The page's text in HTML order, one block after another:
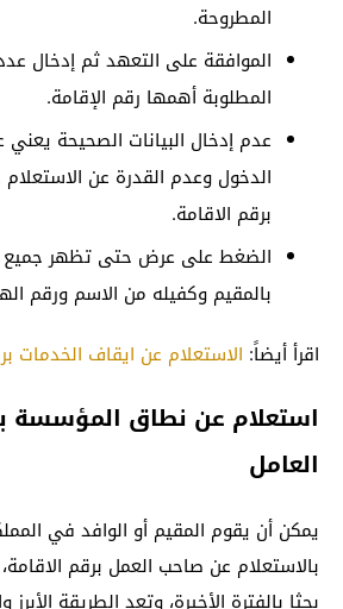
المطروحة.
الموافقة على التعهد ثم إدخال
المطلوبة أهمها رقم الإقامة.
عدم إدخال البيانات الصحيحة
الدخول وعدم القدرة عن
برقم الاقامة.
الضغط على عرض حتى تظهر جميع
بالمقيم وكفيله من الاسم ورقم
اقرأ أيضاً: الاستعلام عن ايقاف الخدمات
استعلام عن نطاق المؤسسة
العامل
يمكن أن يقوم المقيم أو الوافد في
بالاستعلام عن صاحب العمل برقم
بحثا بالفترة الأخيرة، وتعد الطريقة